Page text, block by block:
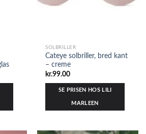
SOLBRILLER
Cateye solbriller, bred kant
– creme
kr.99.00
SE PRISEN HOS LILI
MARLEEN